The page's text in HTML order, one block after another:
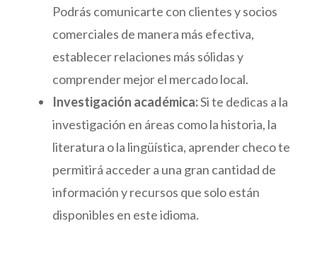
Podrás comunicarte con clientes y socios
comerciales de manera más efectiva,
establecer relaciones más sólidas y
comprender mejor el mercado local.
Investigación académica:Si te dedicas a la
investigación en áreas como la historia, la
literatura o la lingüística, aprender checo te
permitirá acceder a una gran cantidad de
información y recursos que solo están
disponibles en este idioma.